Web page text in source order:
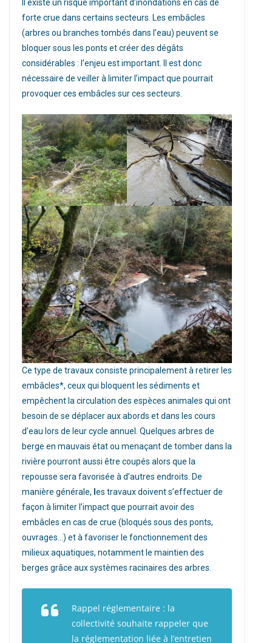
Il existe un risque important d’inondations en cas de
forte crue dans certains secteurs. Les embâcles
(arbres ou branches tombés dans l’eau) peuvent se
bloquer sous les ponts et créer des dégâts
considérables : l’enjeu est important. Il est donc
nécessaire de veiller à limiter l’impact que pourrait
provoquer ces embâcles sur ces secteurs.
Ce type de travaux consiste principalement à retirer les
embâcles*, ceux qui bloquent les sédiments et
empêchent la circulation des espèces animales qui ont
besoin de se déplacer aux abords et dans les cours
d’eau lors de leur cycle annuel. Quelques arbres de
berge en mauvais état ou menaçant de tomber dans la
rivière pourront aussi être coupés alors que la
repousse sera favorisée à d’autres endroits. De
manière générale, es travaux doivent s’effectuer de
façon à limiter l’impact que pourrait avoir des
embâcles en cas de crue (bloqués sous des ponts,
ouvrages…) et à favoriser le fonctionnement des
milieux aquatiques, notamment le maintien des
berges grâce aux systèmes racinaires des arbres.
Rappel réglementaire : la
collectivité souhaite rappeler que
la réglementation liée à l’entretien